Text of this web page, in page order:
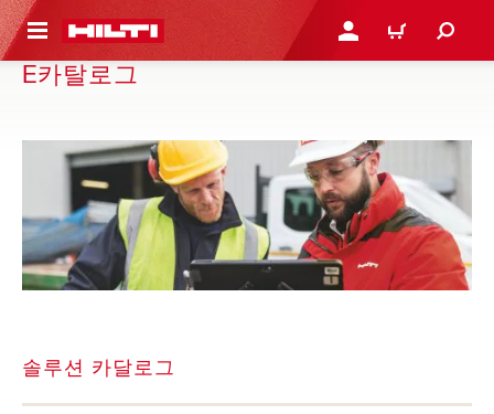
으로 건너뛰기 로그인 또는 회원가입
장바구니
E카탈로그
솔루션 카달로그